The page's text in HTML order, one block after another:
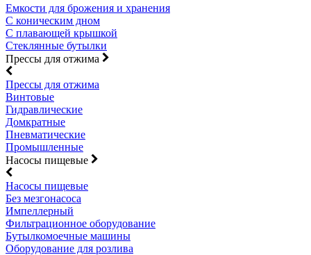
Емкости для брожения и хранения
С коническим дном
С плавающей крышкой
Стеклянные бутылки
Прессы для отжима
Прессы для отжима
Винтовые
Гидравлические
Домкратные
Пневматические
Промышленные
Насосы пищевые
Насосы пищевые
Без мезгонасоса
Импеллерный
Фильтрационное оборудование
Бутылкомоечные машины
Оборудование для розлива